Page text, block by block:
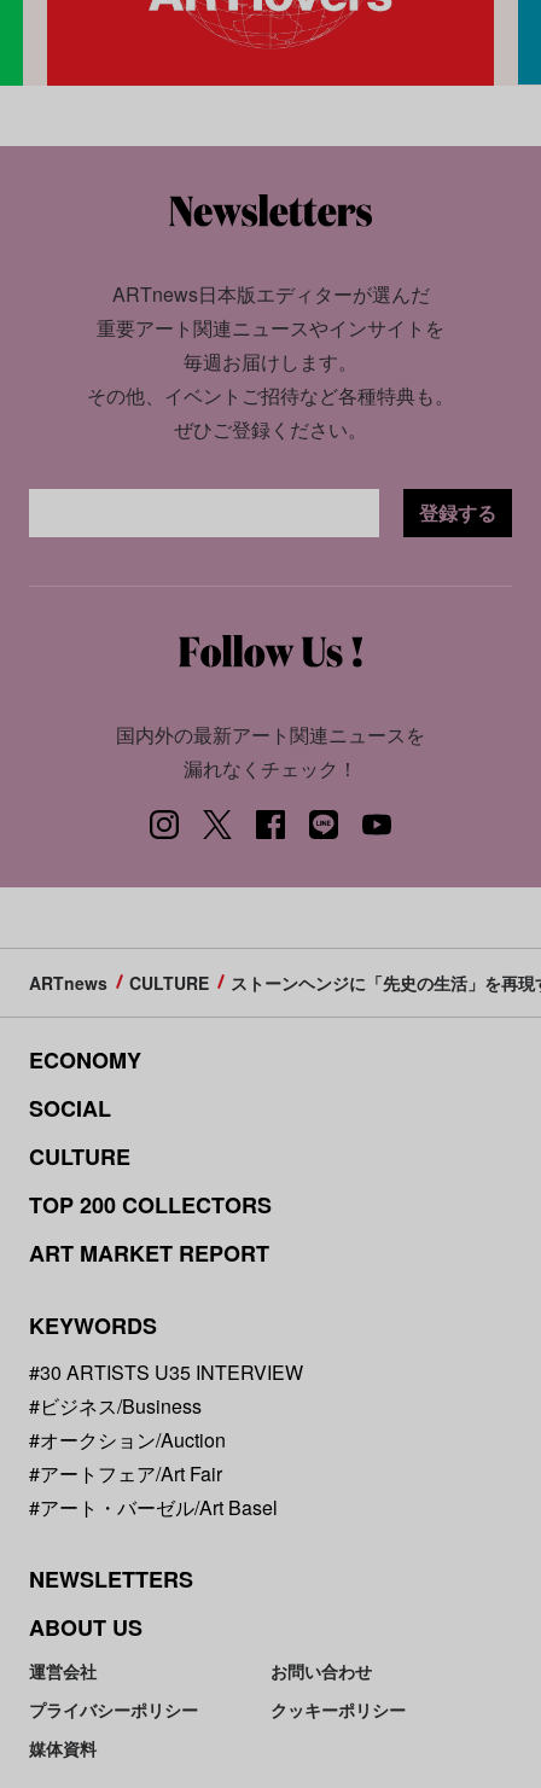
ARTnews日本版エディターが選んだ
重要アート関連ニュースやインサイトを
毎週お届けします。
その他、イベントご招待など各種特典も。
ぜひご登録ください。
登録する
国内外の最新アート関連ニュースを
漏れなくチェック！
ARTnews CULTURE ストーンヘンジに「先史の生活」を再
ECONOMY
SOCIAL
CULTURE
TOP 200 COLLECTORS
ART MARKET REPORT
KEYWORDS
#30 ARTISTS U35 INTERVIEW
#ビジネス/Business
#オークション/Auction
#アートフェア/Art Fair
#アート・バーゼル/Art Basel
NEWSLETTERS
ABOUT US
運営会社
お問い合わせ
プライバシーポリシー
クッキーポリシー
媒体資料